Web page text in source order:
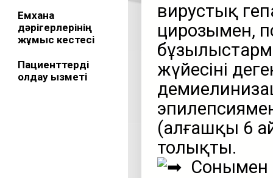
Емхана
дәрігерлерінің
жұмыс кестесі
Пациенттерді
қолдау қызметі
вирустық
цирозымен,
жүйесінің
(алғашқы 6
толықты.
Сонымен